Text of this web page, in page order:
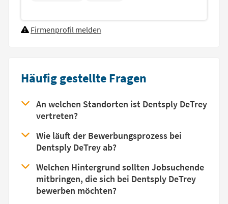
Firmenprofil melden
Häufig gestellte Fragen
An welchen Standorten ist Dentsply DeTrey
vertreten?
Wie läuft der Bewerbungsprozess bei
Dentsply DeTrey ab?
Welchen Hintergrund sollten Jobsuchende
mitbringen, die sich bei Dentsply DeTrey
bewerben möchten?